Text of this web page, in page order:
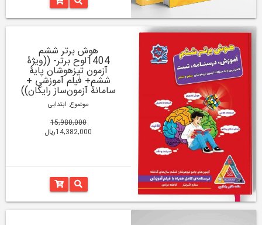
هوش برتر ششم
1404لوح برتر- ((ویژۀ
آزمون تیزهوشان پایۀ
ششم+ فیلم آموزشی +
سامانۀ آزمون‌ساز رایگان))
موضوع: ابتدایی
15,980,000
14,382,000ریال